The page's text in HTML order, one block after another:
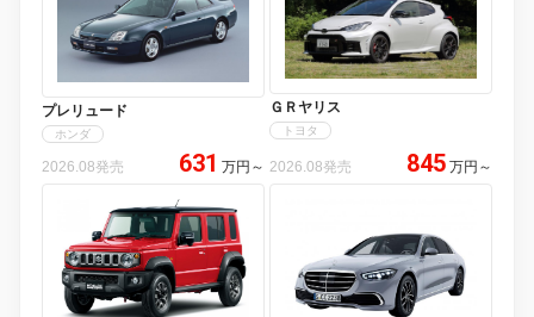
プレリュード
ホンダ
2026.08発売 631 万円 ～
ＧＲヤリス
トヨタ
2026.08発売 845 万円 ～